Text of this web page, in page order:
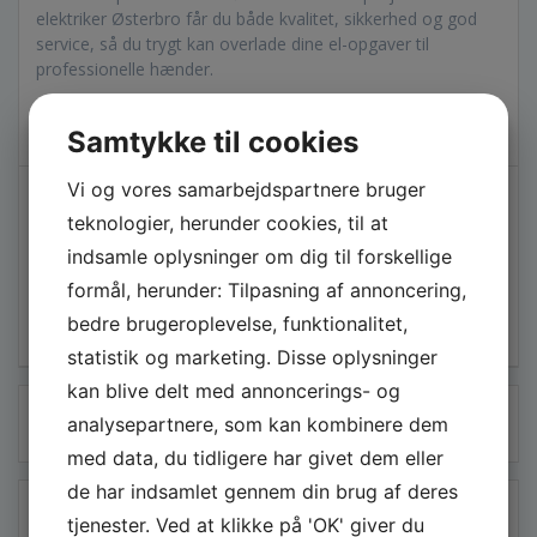
elektriker Østerbro får du både kvalitet, sikkerhed og god
service, så du trygt kan overlade dine el-opgaver til
professionelle hænder.
Indlægsnavigation
ForrigeForrige
indlæg:
Professionel
ejendomsservice i
Rødovre sikrer
vedligeholdelse og
tryghed (Sponseret
indhold)
Næste: Næste
indlæg:
Professionelt og
effektivt gravearbejde i
Roskilde – Din guide til
det rette valg
Søg
efter:
Samtykke til cookies
Vi og vores samarbejdspartnere bruger
teknologier, herunder cookies, til at
indsamle oplysninger om dig til forskellige
formål, herunder: Tilpasning af annoncering,
bedre brugeroplevelse, funktionalitet,
statistik og marketing. Disse oplysninger
kan blive delt med annoncerings- og
analysepartnere, som kan kombinere dem
med data, du tidligere har givet dem eller
de har indsamlet gennem din brug af deres
tjenester. Ved at klikke på 'OK' giver du